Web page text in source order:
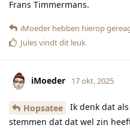
Frans Timmermans.
iMoeder hebben hierop
Julesvindt dit leuk
iMoeder 17 okt. 2025
Hopsatee
Ik denk dat
stemmen dat dat wel zin